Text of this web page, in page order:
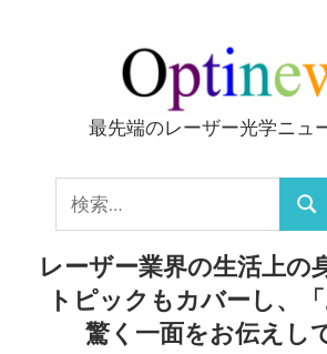
ッ
Optinews
最先端のレーザー光学ニュ
索:
検
索
レーザー業界の生活上の
トピックもカバーし、
驚く一面をお伝えし